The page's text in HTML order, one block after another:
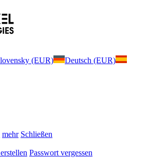
(EUR)
Deutsch (EUR)
mehr Schließen
Passwort vergessen